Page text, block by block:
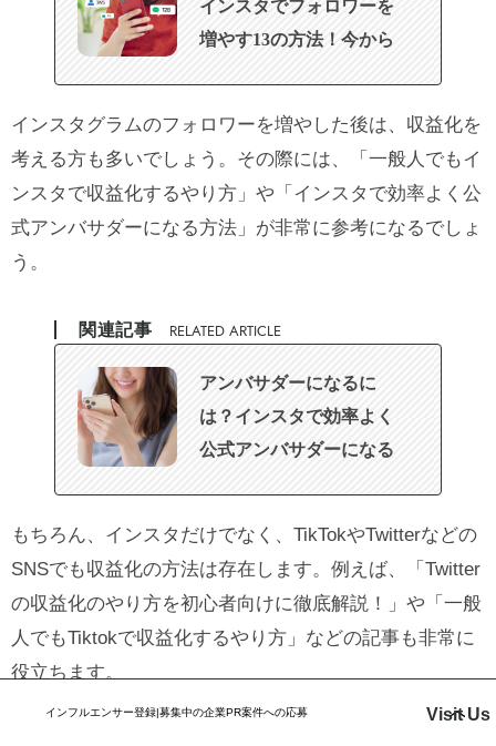
インフルエンサー登録|募集中の企業PR案件への応募 Visit Us
インスタでフォロワーを
増やす13の方法！今から
インスタグラムのフォロワーを増やした後は、収益化を
考える方も多いでしょう。その際には、
「一般人でもイ
ンスタで収益化するやり方」 や 「インスタで効率よく公
式アンバサダーになる方法」 が非常に参考になるでしょ
う。
関連記事 RELATED ARTICLE
アンバサダーになるに
は？インスタで効率よく
公式アンバサダーになる
もちろん、インスタだけでなく、TikTokやTwitterなどの
SNSでも収益化の方法は存在します。例えば、
「Twitter
の収益化のやり方を初心者向けに徹底解説！」 や 「一般
人でもTiktokで収益化するやり方」 などの記事も非常に
役立ちます。